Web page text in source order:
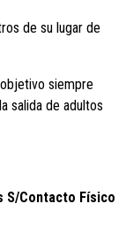
de su lugar de
siempre
salida de adultos
S/Contacto Físico